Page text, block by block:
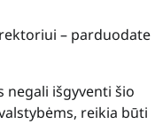
– parduodate
išgyventi šio
reikia būti